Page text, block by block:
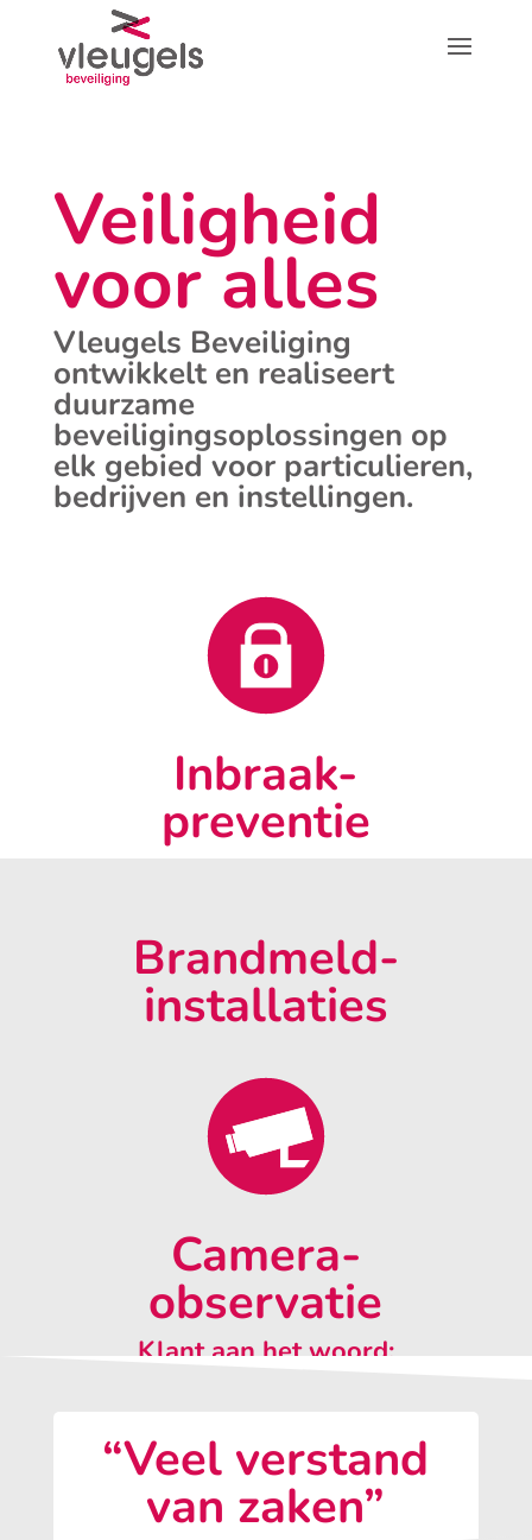
Veiligheid
voor alles
Vleugels Beveiliging
ontwikkelt en realiseert
duurzame
beveiligingsoplossingen op
elk gebied voor particulieren,
bedrijven en instellingen.
Inbraak-
preventie
Brandmeld-
installaties
Camera-
observatie
Klant aan het woord:
“Veel verstand
van zaken”